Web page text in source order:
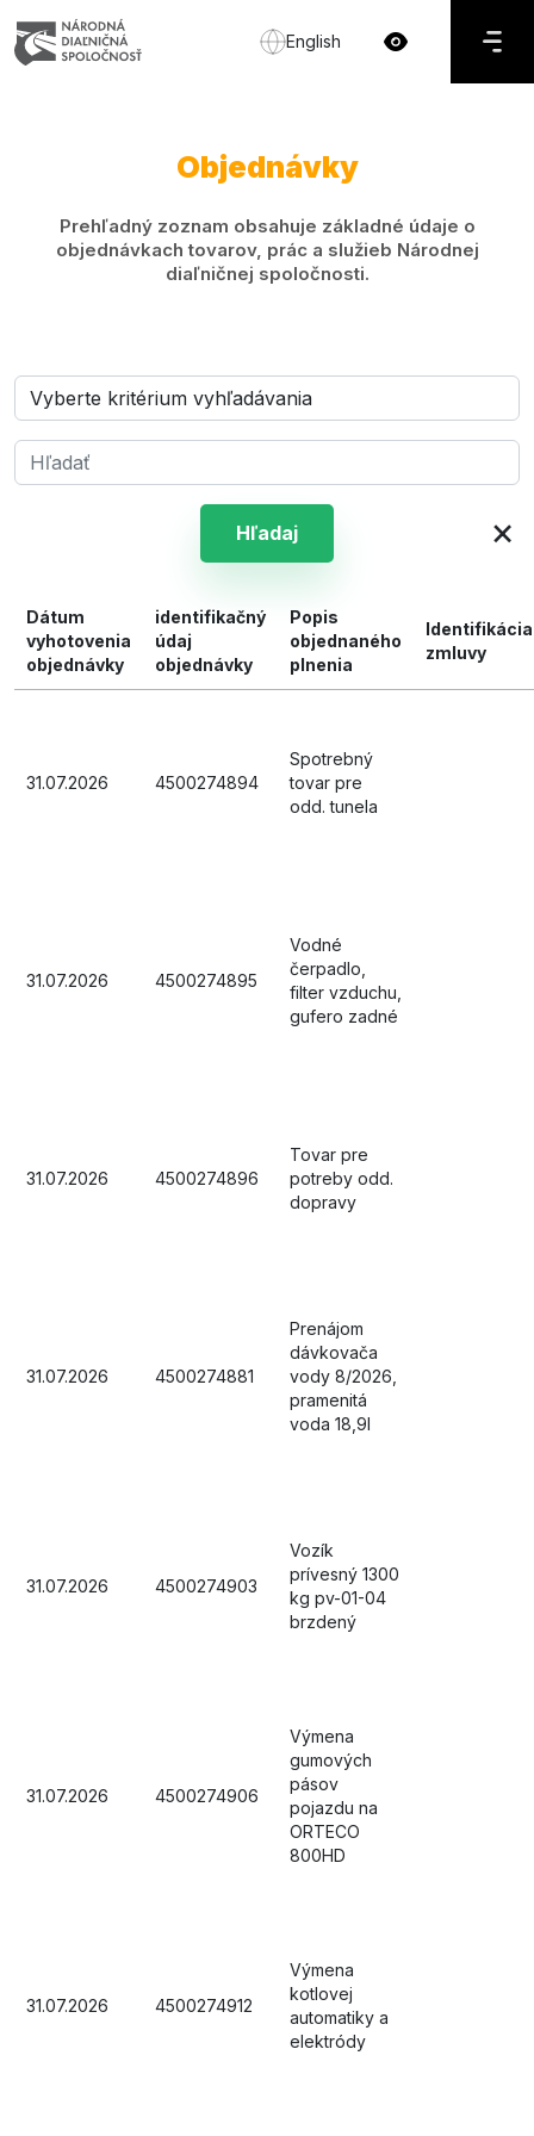
English
Objednávky
Prehľadný zoznam obsahuje základné údaje o
objednávkach tovarov, prác a služieb Národnej
diaľničnej spoločnosti.
Hľadaj ×
Dátum
vyhotovenia
objednávky
identifikačný
údaj
objednávky
Popis
objednaného
plnenia
Identifikácia
zmluvy
31.07.2026 4500274894
Spotrebný
tovar pre
odd. tunela
31.07.2026 4500274895
Vodné
čerpadlo,
filter vzduchu,
gufero zadné
31.07.2026 4500274896
Tovar pre
potreby odd.
dopravy
31.07.2026 4500274881
Prenájom
dávkovača
vody 8/2026,
pramenitá
voda 18,9l
31.07.2026 4500274903
Vozík
prívesný 1300
kg pv-01-04
brzdený
31.07.2026 4500274906
Výmena
gumových
pásov
pojazdu na
ORTECO
800HD
31.07.2026 4500274912
Výmena
kotlovej
automatiky a
elektródy